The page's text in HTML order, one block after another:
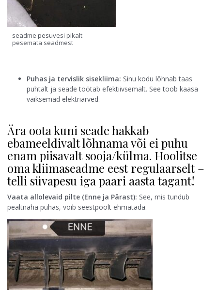
seadme pesuvesi pikalt
pesemata seadmest
Puhas ja tervislik sisekliima: Sinu kodu lõhnab taas
puhtalt ja seade töötab efektiivsemalt. See toob kaasa
väiksemad elektriarved.
Ära oota kuni seade hakkab
ebameeldivalt lõhnama või ei puhu
enam piisavalt sooja/külma. Hoolitse
oma kliimaseadme eest regulaarselt –
telli süvapesu iga paari aasta tagant!
Vaata allolevaid pilte (Enne ja Pärast): See, mis tundub
pealtnäha puhas, võib seestpoolt ehmatada.